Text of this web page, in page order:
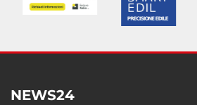
NEWS24